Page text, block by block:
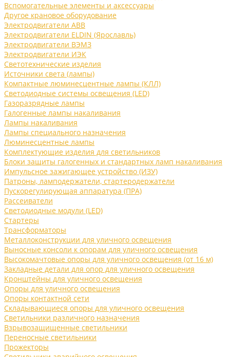
Вспомогательные элементы и аксессуары
Другое крановое оборудование
Электродвигатели ABB
Электродвигатели ELDIN (Ярославль)
Электродвигатели ВЭМЗ
Электродвигатели ИЭК
Светотехнические изделия
Источники света (лампы)
Компактные люминесцентные лампы (КЛЛ)
Светодиодные системы освещения (LED)
Газоразрядные лампы
Галогенные лампы накаливания
Лампы накаливания
Лампы специального назначения
Люминесцентные лампы
Комплектующие изделия для светильников
Блоки защиты галогенных и стандартных ламп накаливания
Импульсное зажигающее устройство (ИЗУ)
Патроны, ламподержатели, стартеродержатели
Пускорегулирующая аппаратура (ПРА)
Рассеиватели
Светодиодные модули (LED)
Стартеры
Трансформаторы
Металлоконструкции для уличного освещения
Выносные консоли к опорам для уличного освещения
Высокомачтовые опоры для уличного освещения (от 16 м)
Закладные детали для опор для уличного освещения
Кронштейны для уличного освещения
Опоры для уличного освещения
Опоры контактной сети
Складывающиеся опоры для уличного освещения
Светильники различного назначения
Взрывозащищенные светильники
Переносные светильники
Прожекторы